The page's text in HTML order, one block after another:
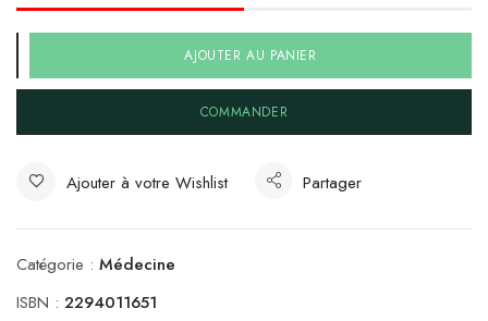
AJOUTER AU PANIER
COMMANDER
Ajouter à votre Wishlist Partager
Catégorie : Médecine
ISBN : 2294011651